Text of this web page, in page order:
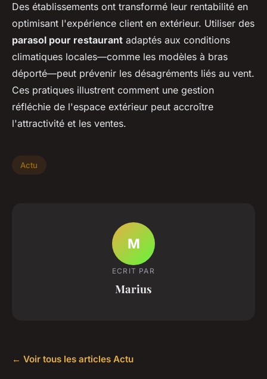
Des établissements ont transformé leur rentabilité en
optimisant l'expérience client en extérieur. Utiliser des
parasol pour restaurant adaptés aux conditions
climatiques locales—comme les modèles à bras
déporté—peut prévenir les désagréments liés au vent.
Ces pratiques illustrent comment une gestion
réfléchie de l'espace extérieur peut accroître
l'attractivité et les ventes.
Actu
M
ECRIT PAR
Marius
← Voir tous les articles Actu